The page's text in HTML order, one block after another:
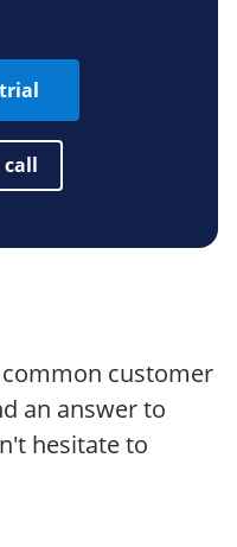
call
customer
an answer to
hesitate to